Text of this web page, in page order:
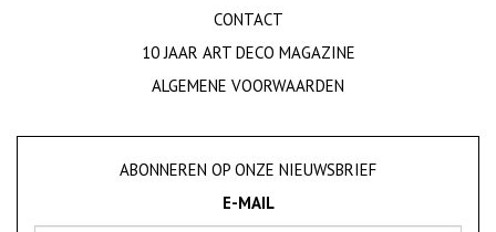
CONTACT
10 JAAR ART DECO MAGAZINE
ALGEMENE VOORWAARDEN
ABONNEREN OP ONZE NIEUWSBRIEF
E-MAIL